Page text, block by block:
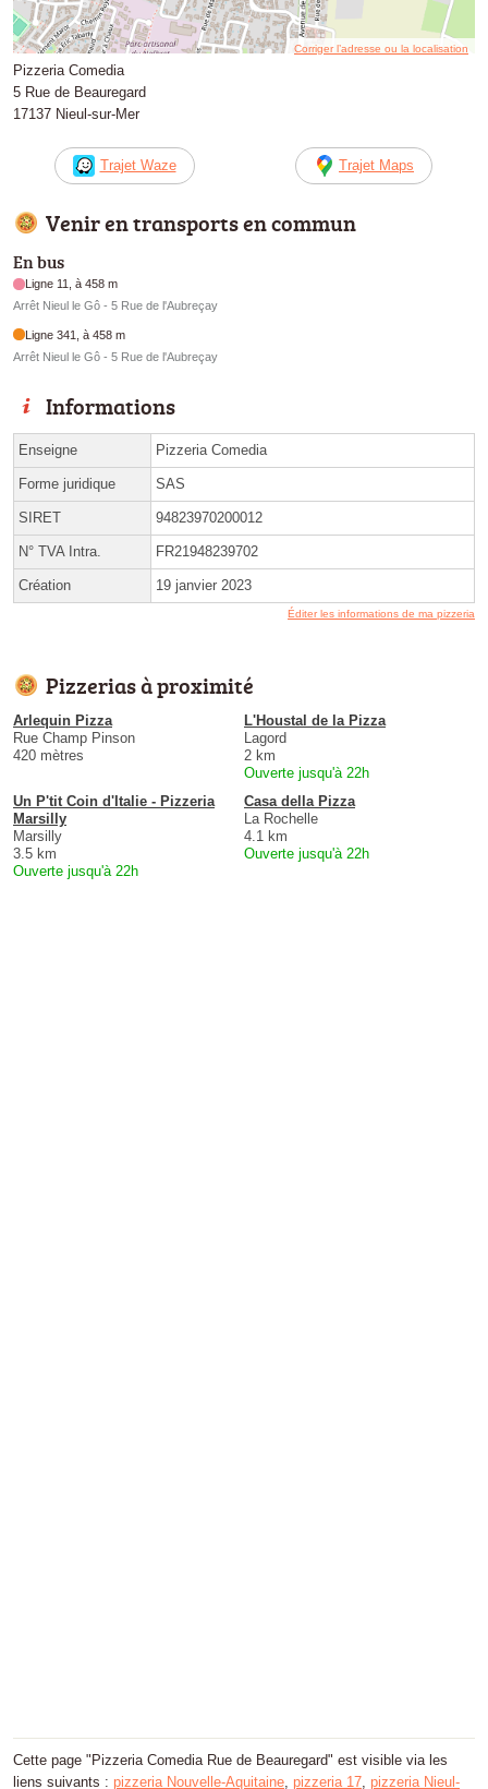
Corriger l’adresse ou la localisation
Pizzeria Comedia
5 Rue de Beauregard
17137 Nieul-sur-Mer
Trajet Waze Trajet Maps
Venir en transports en commun
En bus
Ligne 11, à 458 m
Arrêt Nieul le Gô - 5 Rue de l'Aubreçay
Ligne 341, à 458 m
Arrêt Nieul le Gô - 5 Rue de l'Aubreçay
Informations
Enseigne Pizzeria Comedia
Forme juridique SAS
SIRET 94823970200012
N° TVA Intra. FR21948239702
Création 19 janvier 2023
Éditer les informations de ma pizzeria
Pizzerias à proximité
Arlequin Pizza
Rue Champ Pinson
420 mètres
L'Houstal de la Pizza
Lagord
2 km
Ouverte jusqu'à 22h
Un P'tit Coin d'Italie - Pizzeria
Marsilly
Marsilly
3.5 km
Ouverte jusqu'à 22h
Casa della Pizza
La Rochelle
4.1 km
Ouverte jusqu'à 22h
Cette page "Pizzeria Comedia Rue de Beauregard" est visible via les
liens suivants : pizzeria Nouvelle-Aquitaine pizzeria 17 pizzeria Nieul-